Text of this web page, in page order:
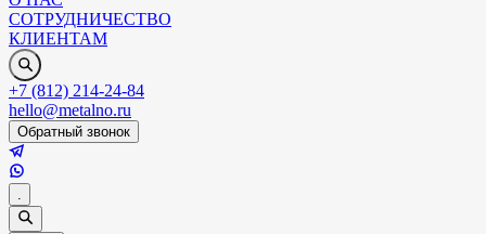
СОТРУДНИЧЕСТВО
КЛИЕНТАМ
+7 (812) 214-24-84
hello@metalno.ru
Обратный звонок
.